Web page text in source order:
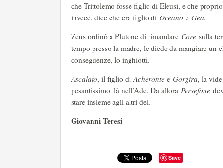
che Trittolemo fosse figlio di Eleusi, e che
invece, dice che era figlio di Oceano e Gea.
Zeus ordinò a Plutone di rimandare Core sulla
tempo presso la madre, le diede da mangiare
conseguenze, lo inghiottì.
Ascalafo, il figlio diAcheronte e Gorgira, la
pesantissimo, là nell’Ade. Da allora Persefone
stare insieme agli altri dei.
Giovanni Teresi
Save